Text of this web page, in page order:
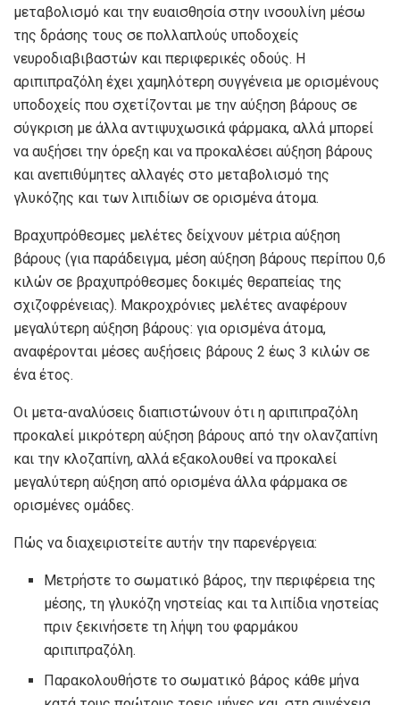
μεταβολισμό και την ευαισθησία στην ινσουλίνη μέσω
της δράσης τους σε πολλαπλούς υποδοχείς
νευροδιαβιβαστών και περιφερικές οδούς. Η
αριπιπραζόλη έχει χαμηλότερη συγγένεια με ορισμένους
υποδοχείς που σχετίζονται με την αύξηση βάρους σε
σύγκριση με άλλα αντιψυχωσικά φάρμακα, αλλά μπορεί
να αυξήσει την όρεξη και να προκαλέσει αύξηση βάρους
και ανεπιθύμητες αλλαγές στο μεταβολισμό της
γλυκόζης και των λιπιδίων σε ορισμένα άτομα.
Βραχυπρόθεσμες μελέτες δείχνουν μέτρια αύξηση
βάρους (για παράδειγμα, μέση αύξηση βάρους περίπου 0,6
κιλών σε βραχυπρόθεσμες δοκιμές θεραπείας της
σχιζοφρένειας). Μακροχρόνιες μελέτες αναφέρουν
μεγαλύτερη αύξηση βάρους: για ορισμένα άτομα,
αναφέρονται μέσες αυξήσεις βάρους 2 έως 3 κιλών σε
ένα έτος.
Οι μετα-αναλύσεις διαπιστώνουν ότι η αριπιπραζόλη
προκαλεί μικρότερη αύξηση βάρους από την ολανζαπίνη
και την κλοζαπίνη, αλλά εξακολουθεί να προκαλεί
μεγαλύτερη αύξηση από ορισμένα άλλα φάρμακα σε
ορισμένες ομάδες.
Πώς να διαχειριστείτε αυτήν την παρενέργεια:
Μετρήστε το σωματικό βάρος, την περιφέρεια της
μέσης, τη γλυκόζη νηστείας και τα λιπίδια νηστείας
πριν ξεκινήσετε τη λήψη του φαρμάκου
αριπιπραζόλη.
Παρακολουθήστε το σωματικό βάρος κάθε μήνα